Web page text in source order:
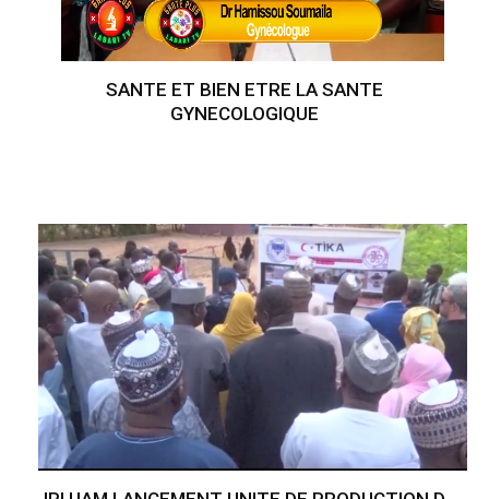
SANTE ET BIEN ETRE LA SANTE
GYNECOLOGIQUE